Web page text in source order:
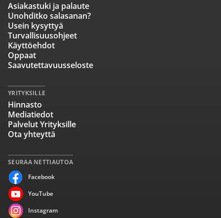
SEURAA NETTIAUTOA
Facebook
YouTube
Instagram
Asiakastuki ja palaute
Unohditko salasanan?
Usein kysyttyä
Turvallisuusohjeet
Käyttöehdot
Oppaat
Saavutettavuusseloste
YRITYKSILLE
Hinnasto
Mediatiedot
Palvelut Yrityksille
Ota yhteyttä